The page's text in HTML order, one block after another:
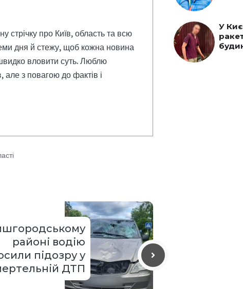
стрічку про Київ, область та всю
дня й стежу, щоб кожна новина
вловити суть. Люблю
але з повагою до фактів і
районі водію
підозру у
ДТП
У